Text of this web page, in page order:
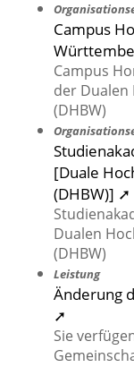
Campus
Campus
der
(DHBW)
[Duale
(DHBW)] ➚
Dualen
(DHBW)
Leistung
Änderung
➚
Sie